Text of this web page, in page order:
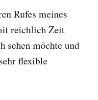
Rufes meines
reichlich Zeit
sehen möchte und
flexible